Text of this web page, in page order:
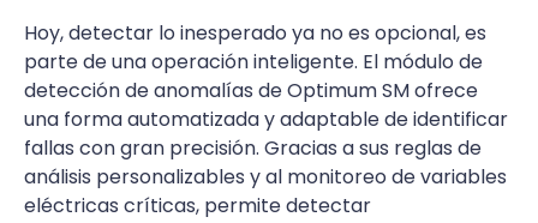
Hoy, detectar lo inesperado ya no es opcional, es
parte de una operación inteligente. El módulo de
detección de anomalías de Optimum SM ofrece
una forma automatizada y adaptable de identificar
fallas con gran precisión. Gracias a sus reglas de
análisis personalizables y al monitoreo de variables
eléctricas críticas, permite detectar